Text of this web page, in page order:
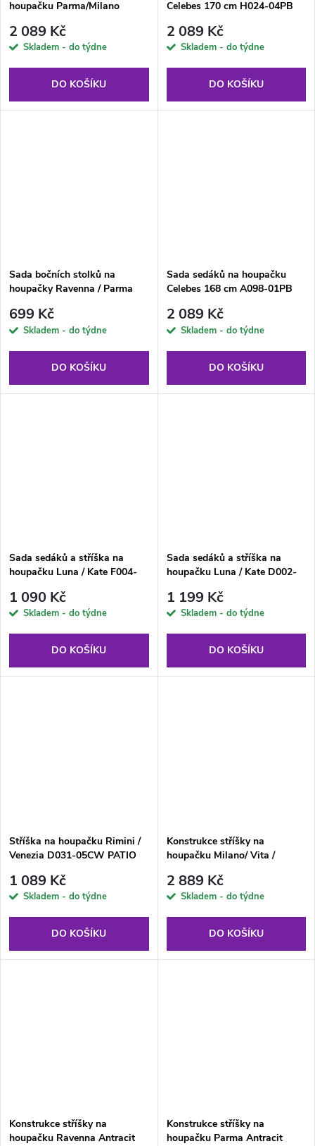
houpačku Parma/Milano
2 089 Kč
Skladem - do týdne
DO KOŠÍKU
Celebes 170 cm H024-04PB
2 089 Kč
Skladem - do týdne
DO KOŠÍKU
Sada bočních stolků na
houpačky Ravenna / Parma
699 Kč
Skladem - do týdne
DO KOŠÍKU
Sada sedáků na houpačku
Celebes 168 cm A098-01PB
2 089 Kč
Skladem - do týdne
DO KOŠÍKU
Sada sedáků a stříška na
houpačku Luna / Kate F004-
1 090 Kč
Skladem - do týdne
DO KOŠÍKU
Sada sedáků a stříška na
houpačku Luna / Kate D002-
1 199 Kč
Skladem - do týdne
DO KOŠÍKU
Stříška na houpačku Rimini /
Venezia D031-05CW PATIO
1 089 Kč
Skladem - do týdne
DO KOŠÍKU
Konstrukce stříšky na
houpačku Milano/ Vita /
2 889 Kč
Skladem - do týdne
DO KOŠÍKU
Konstrukce stříšky na
houpačku Ravenna Antracit
Konstrukce stříšky na
houpačku Parma Antracit